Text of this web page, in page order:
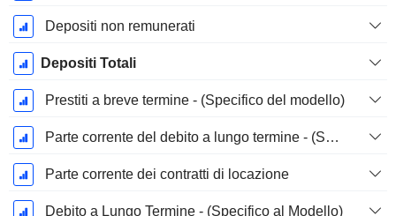
Depositi non remunerati
Depositi Totali
Prestiti a breve termine - (Specifico del modello)
Parte corrente del debito a lungo termine - (Specifico del modello)
Parte corrente dei contratti di locazione
Debito a Lungo Termine - (Specifico al Modello)